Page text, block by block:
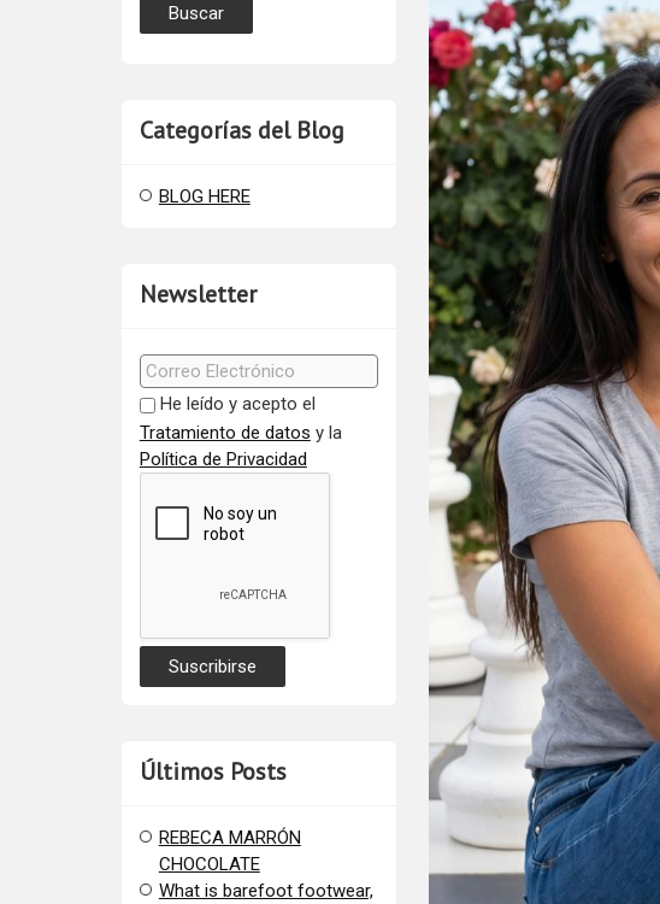
Categorías del Blog
BLOG HERE
Newsletter
He leído y acepto el
Tratamiento de datos y la
Política de Privacidad
Últimos Posts
REBECA MARRÓN
CHOCOLATE
What is barefoot footwear,